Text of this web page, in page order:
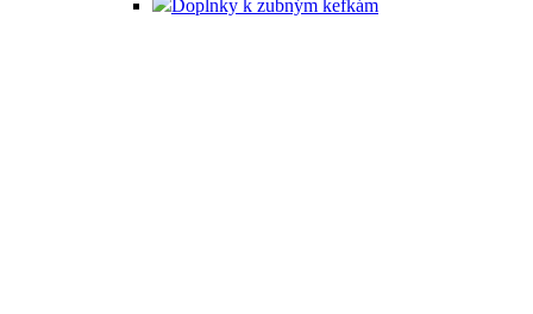
Doplnky k zubným kefkám